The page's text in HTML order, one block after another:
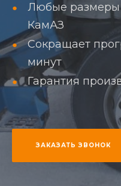
Любые размеры
КамАЗ
Сокращает
минут
Гарантия
ЗАКАЗАТЬ ЗВОНОК